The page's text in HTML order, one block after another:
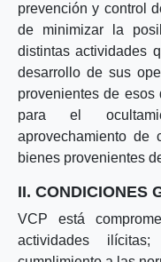
prevención y control
de minimizar la
distintas actividades
desarrollo de sus
provenientes de
para el
aprovechamiento de
bienes provenientes
II. CONDICIONES
VCP está
actividades